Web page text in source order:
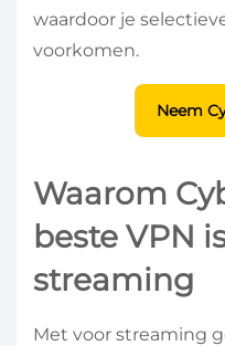
waardoor je
voorkomen.
Neem
Waarom
beste VPN
streaming
Met voor streaming